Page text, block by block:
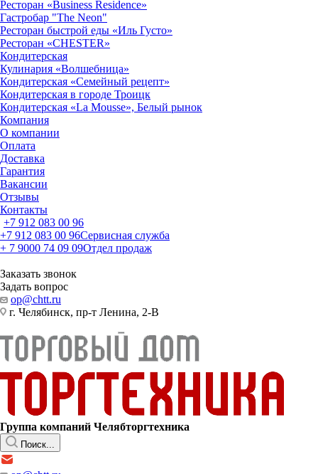
Ресторан «Business Residence»
Гастробар "The Neon"
Ресторан быстрой еды «Иль Густо»
Ресторан «CHESTER»
Кондитерская
Кулинария «Волшебница»
Кондитерская «Семейный рецепт»
Кондитерская в городе Троицк
Кондитерская «La Mousse», Белый рынок
Компания
О компании
Оплата
Доставка
Гарантия
Вакансии
Отзывы
Контакты
+7 912 083 00 96
+7 912 083 00 96Сервисная служба
+ 7 9000 74 09 09Отдел продаж
Заказать звонок
Задать вопрос
op@chtt.ru
г. Челябинск, пр-т Ленина, 2-В
Группа компаний Челябторгтехника
Поиск...